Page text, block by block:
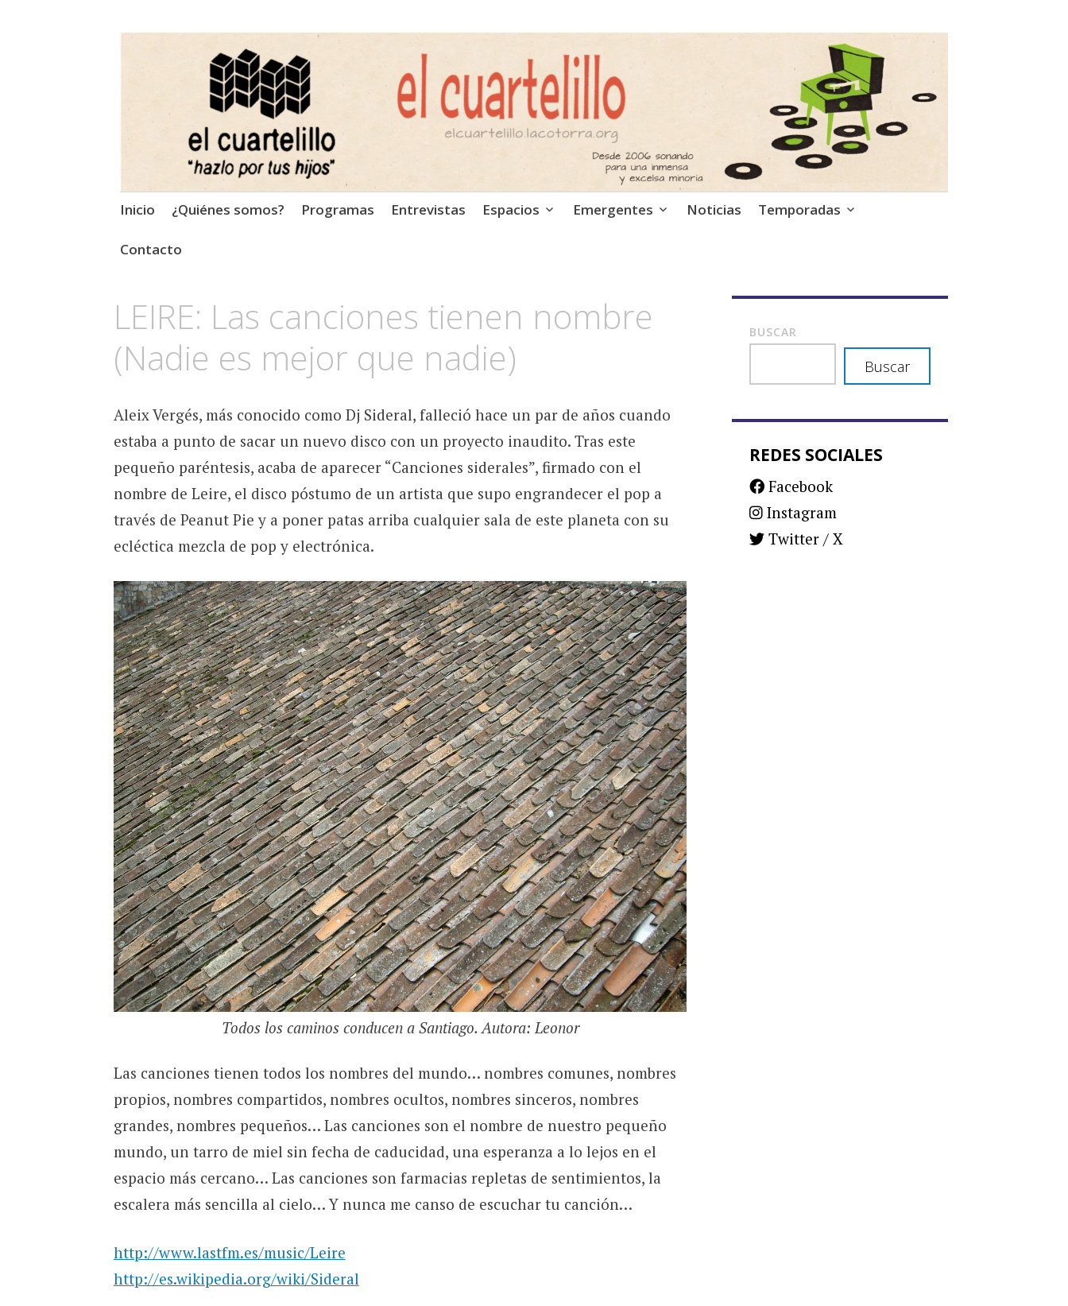
El Cuartelillo
Programa de radio de música independiente. Podcast
Saltar
contenido
Inicio ¿Quiénes somos? Programas Entrevistas Espacios Emergentes Noticias Temporadas
Contacto
LEIRE: Las canciones tienen nombre
(Nadie es mejor que nadie)
Aleix Vergés, más conocido como Dj Sideral, falleció hace un par de años cuando
estaba a punto de sacar un nuevo disco con un proyecto inaudito. Tras este
pequeño paréntesis, acaba de aparecer “Canciones siderales”, firmado con el
nombre de Leire, el disco póstumo de un artista que supo engrandecer el pop a
través de Peanut Pie y a poner patas arriba cualquier sala de este planeta con su
ecléctica mezcla de pop y electrónica.
Todos los caminos conducen a Santiago. Autora: Leonor
Las canciones tienen todos los nombres del mundo… nombres comunes, nombres
propios, nombres compartidos, nombres ocultos, nombres sinceros, nombres
grandes, nombres pequeños… Las canciones son el nombre de nuestro pequeño
mundo, un tarro de miel sin fecha de caducidad, una esperanza a lo lejos en el
espacio más cercano… Las canciones son farmacias repletas de sentimientos, la
escalera más sencilla al cielo… Y nunca me canso de escuchar tu canción…
http://www.lastfm.es/music/Leire
http://es.wikipedia.org/wiki/Sideral
BUSCAR
Buscar
REDES SOCIALES
Facebook
Instagram
Twitter / X